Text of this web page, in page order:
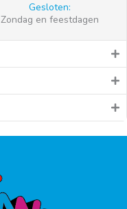
Gesloten:
Zondag en feestdagen